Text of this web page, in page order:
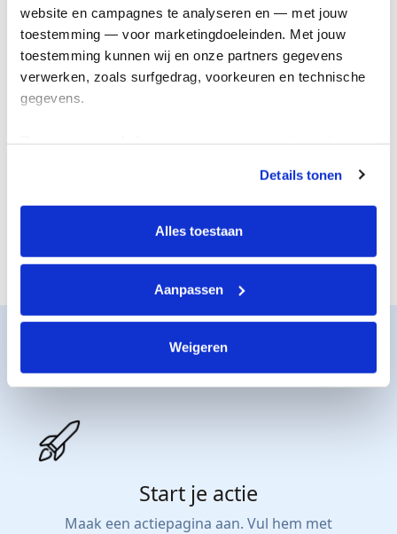
website en campagnes te analyseren en — met jouw
toestemming — voor marketingdoeleinden. Met jouw
toestemming kunnen wij en onze partners gegevens
verwerken, zoals surfgedrag, voorkeuren en technische
gegevens.
tonen. Je kunt je toestemming op elk moment wijzigen of
intrekken via Cookie instellingen onderaan de pagina. De
lijst met cookies is te vinden in het tabblad “details”.
Details tonen
Alles toestaan
Aanpassen
Weigeren
De juiste steun
Nieuwe
Zo werkt het
Start je actie
Maak een actiepagina aan. Vul hem met